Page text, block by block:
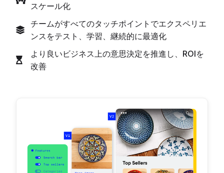
スケール化
チームがすべてのタッチポイントでエクスペリエ
ンスをテスト、学習、継続的に最適化
より良いビジネス上の意思決定を推進し、ROIを
改善